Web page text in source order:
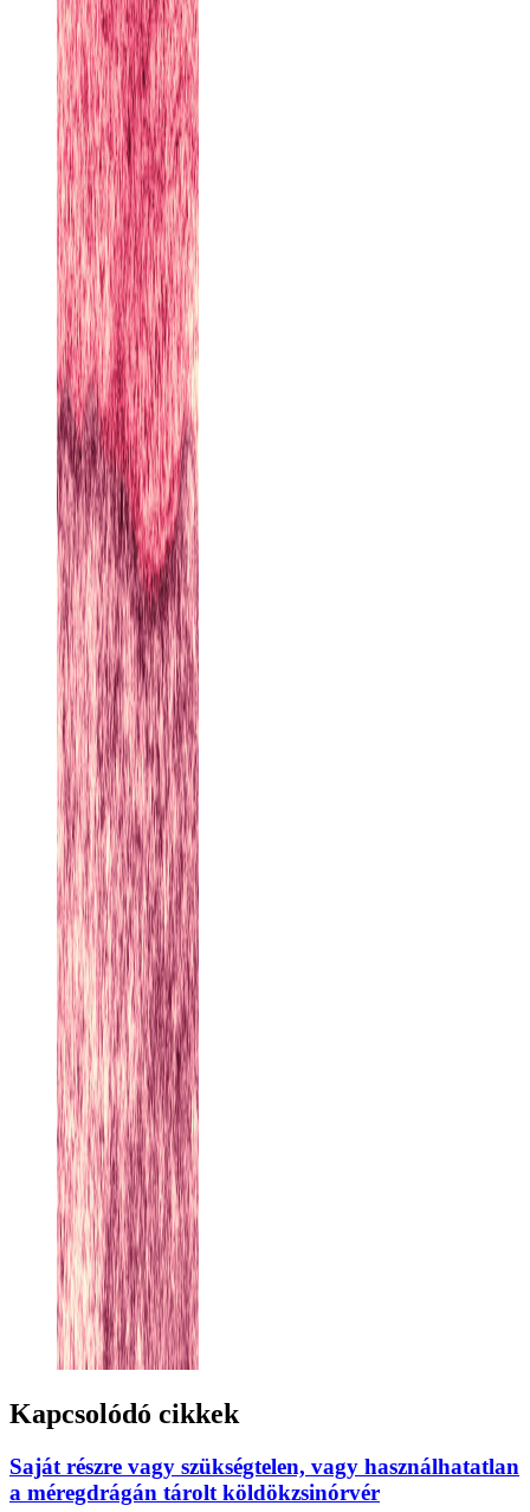
Kapcsolódó cikkek
Saját részre vagy szükségtelen, vagy használhatatlan
a méregdrágán tárolt köldökzsinórvér